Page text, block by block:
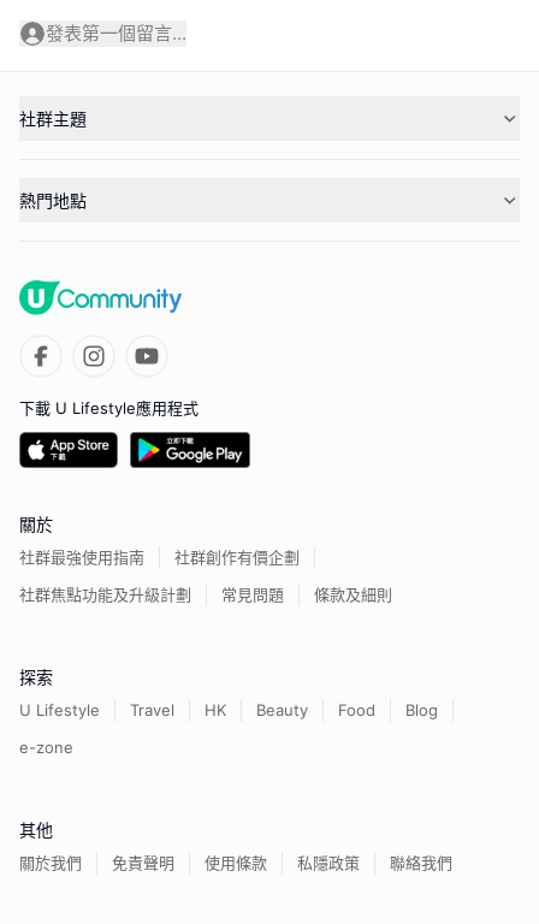
發表第一個留言...
社群主題
熱門地點
下載 U Lifestyle應用程式
關於
社群最強使用指南
社群創作有價企劃
社群焦點功能及升級計劃
常見問題 條款及細則
探索
U Lifestyle Travel HK Beauty Food
Blog
e-zone
其他
關於我們 免責聲明 使用條款 私隱政策 聯絡我們